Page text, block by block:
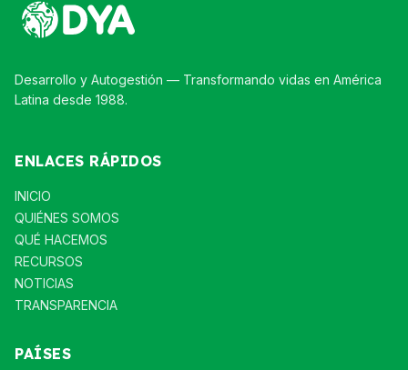
Desarrollo y Autogestión — Transformando vidas en América
Latina desde 1988.
ENLACES RÁPIDOS
INICIO
QUIÉNES SOMOS
QUÉ HACEMOS
RECURSOS
NOTICIAS
TRANSPARENCIA
PAÍSES